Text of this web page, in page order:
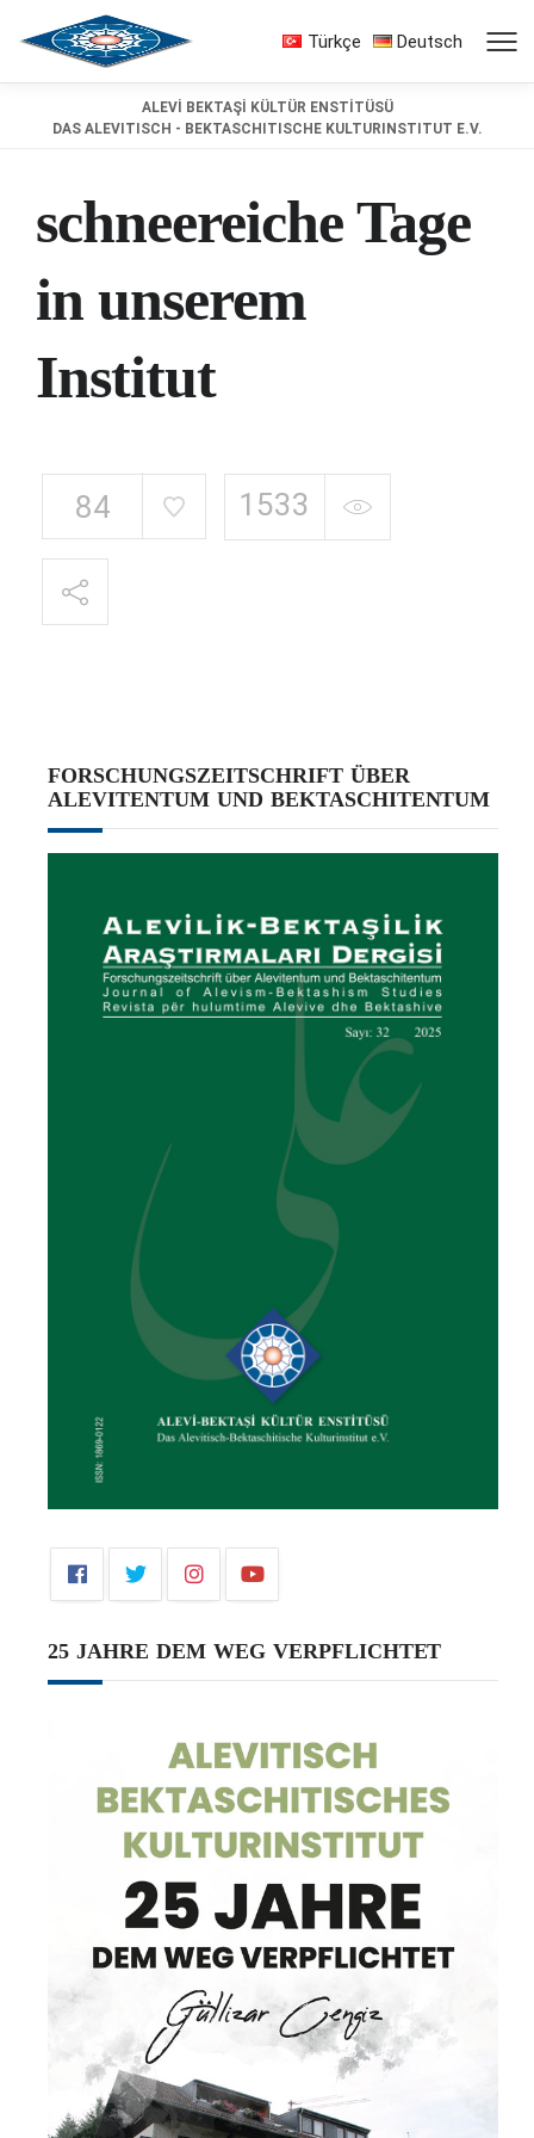
Türkçe Deutsch
ALEVİ BEKTAŞİ KÜLTÜR ENSTİTÜSÜ
DAS ALEVITISCH - BEKTASCHITISCHE KULTURINSTITUT E.V.
schneereiche Tage
in unserem
Institut
84 1533
FORSCHUNGSZEITSCHRIFT ÜBER
ALEVITENTUM UND BEKTASCHITENTUM
25 JAHRE DEM WEG VERPFLICHTET